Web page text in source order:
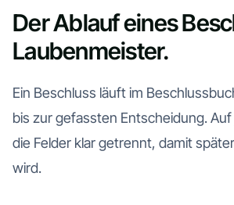
Der Ablauf eines
Laubenmeister.
Ein Beschluss läuft im
bis zur gefassten Entscheidung.
die Felder klar getrennt, damit
wird.